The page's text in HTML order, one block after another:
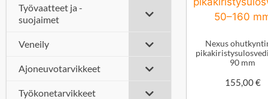
Työvaatteet ja -
suojaimet
Veneily
Ajoneuvotarvikkeet
Työkonetarvikkeet
Nexus
90 mm
155,00€